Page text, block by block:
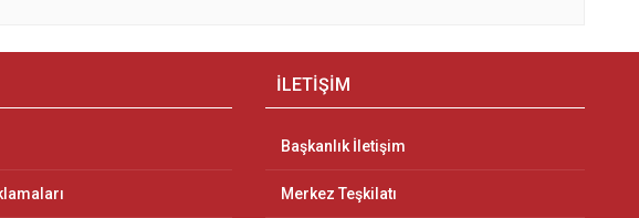
İLETİŞİM
Başkanlık İletişim
Merkez Teşkilatı